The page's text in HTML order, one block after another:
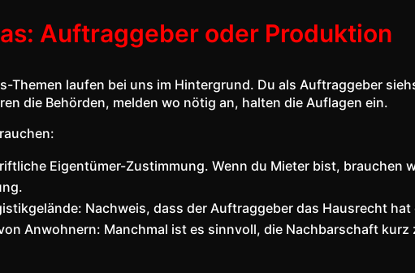
Auftraggeber oder Produktion
Themen laufen bei uns im Hintergrund. Du als Auftraggeber
die Behörden, melden wo nötig an, halten die Auflagen ein.
Eigentümer-Zustimmung. Wenn du Mieter bist, brauchen
Nachweis, dass der Auftraggeber das Hausrecht
Anwohnern: Manchmal ist es sinnvoll, die Nachbarschaft